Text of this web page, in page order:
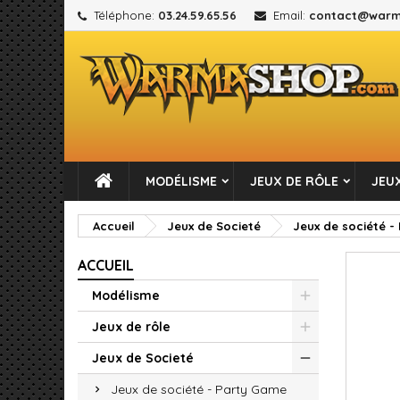
Téléphone: 03.24.59.65.56 Email:
MODÉLISME JEUX DE RÔLE
Accueil Jeux de Societé Jeux de société -
ACCUEIL
Modélisme
Jeux de rôle
Jeux de Societé
Jeux de société - Party Game
add_circle_outline